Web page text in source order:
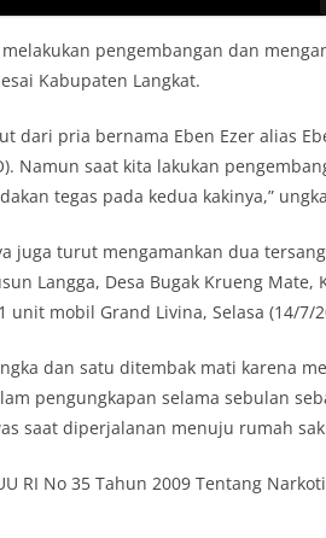
pengembangan dan
Kabupaten Langkat.
dari pria bernama Eben Ezer alias
Namun saat kita lakukan
tegas pada kedua kakinya,”
juga turut mengamankan dua
Langga, Desa Bugak Krueng Mate,
mobil Grand Livina, Selasa (14/7/
dan satu ditembak mati karena
pengungkapan selama sebulan
saat diperjalanan menuju rumah
RI No 35 Tahun 2009 Tentang